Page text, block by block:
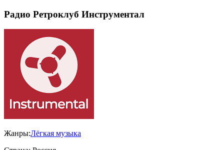
Радио Ретроклуб Инструментал
Жанры:Лёгкая музыка